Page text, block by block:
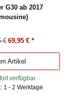
G30 ab 2017
€ 69,95 € *
Artikel
verfügbar
1 - 2 Werktage